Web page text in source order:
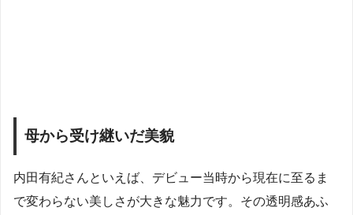
母から受け継いだ美貌
内田有紀さんといえば、デビュー当時から現在に至るま
で変わらない美しさが大きな魅力です。その透明感あふ